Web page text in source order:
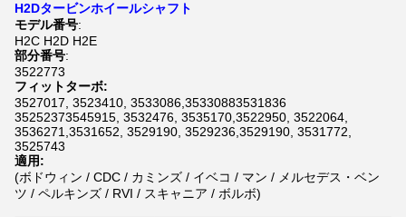
H2Dタービンホイールシャフト
モデル番号:
H2C H2D H2E
部分番号:
3522773
フィットターボ:
3527017, 3523410, 3533086,35330883531836
35252373545915, 3532476, 3535170,3522950, 3522064,
3536271,3531652, 3529190, 3529236,3529190, 3531772,
3525743
適用:
(ボドウィン / CDC / カミンズ / イベコ / マン / メルセデス・ベン
ツ / ペルキンズ / RVI / スキャニア / ボルボ)